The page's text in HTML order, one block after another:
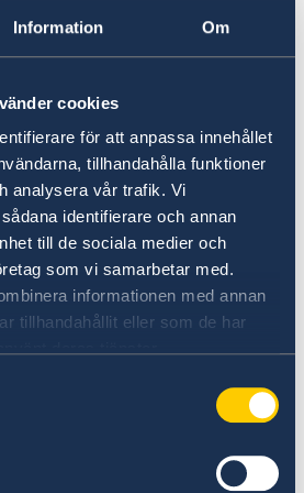
Information Om
cookies
för att anpassa innehållet
tillhandahålla funktioner
analysera vår trafik. Vi
identifierare och annan
till de sociala medier och
som vi samarbetar med.
informationen med annan
tillhandahållit eller som de har
in Prague on the
Pride Parade 2019
on September 5
the situation in Sweden,
website
12.26 PM
påverkar
i flygtrafiken. Det är därför
informerad vid flygresor
ändras med kort varsel